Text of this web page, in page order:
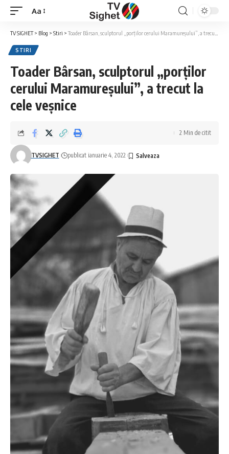
Font
Resizer
Aa
TV SIGHET> Blog > Stiri >Toader Bârsan, sculptorul „porților cerului Maramureșului”, a trecut la cele veșnice
STIRI
Toader Bârsan, sculptorul „porților
cerului Maramureșului”, a trecut la
cele veșnice
TVSIGHET publicat ianuarie 4, 2022
2 Min de citit